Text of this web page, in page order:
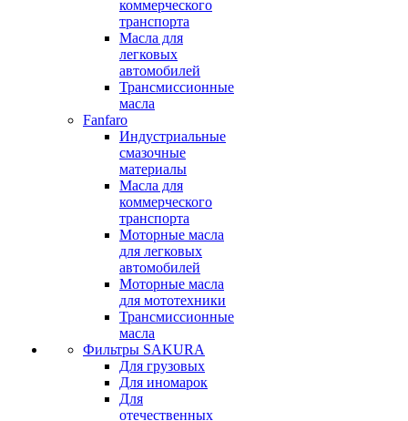
коммерческого
транспорта
Масла для
легковых
автомобилей
Трансмиссионные
масла
Fanfaro
Индустриальные
смазочные
материалы
Масла для
коммерческого
транспорта
Моторные масла
для легковых
автомобилей
Моторные масла
для мототехники
Трансмиссионные
масла
Фильтры SAKURA
Для грузовых
Для иномарок
Для
отечественных